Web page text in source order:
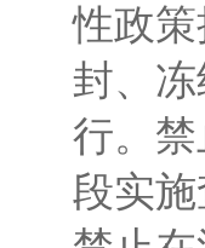
性政
封、
行。
段实